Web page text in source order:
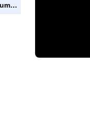
Me folle a putita que recien cumplio 18 años y acabe dentro de ella.mp4